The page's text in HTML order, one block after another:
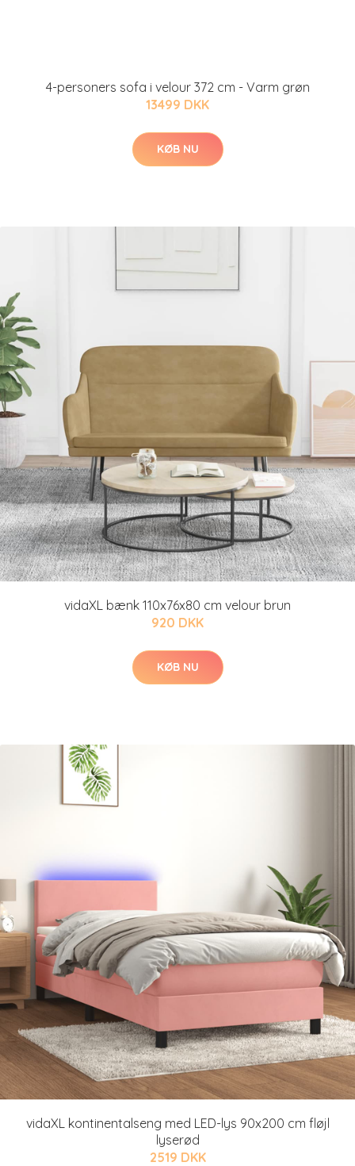
4-personers sofa i velour 372 cm - Varm grøn
13499 DKK
KØB NU
vidaXL bænk 110x76x80 cm velour brun
920 DKK
KØB NU
vidaXL kontinentalseng med LED-lys 90x200 cm fløjl
lyserød
2519 DKK